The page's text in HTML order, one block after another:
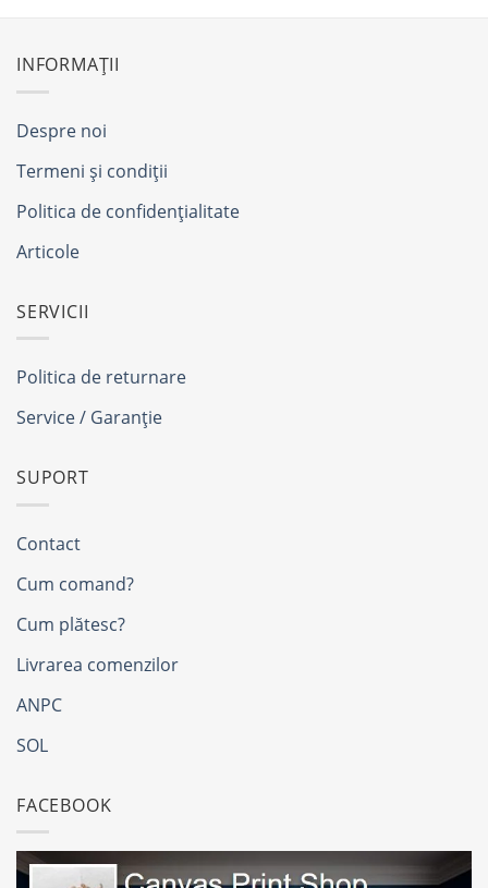
INFORMAȚII
Despre noi
Termeni și condiții
Politica de confidențialitate
Articole
SERVICII
Politica de returnare
Service / Garanție
SUPORT
Contact
Cum comand?
Cum plătesc?
Livrarea comenzilor
ANPC
SOL
FACEBOOK